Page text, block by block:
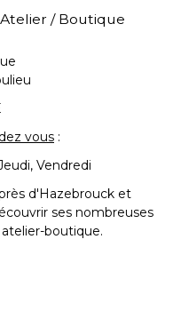
/ Boutique
vous :
Vendredi
d'Hazebrouck et
ses nombreuses
boutique.